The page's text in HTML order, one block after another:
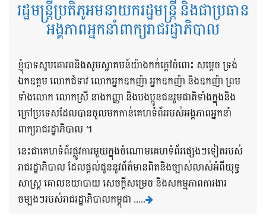
រដ្ឋមន្ត្រីប្រតិភូអមនាយករដ្ឋមន្ត្រី និងជាប្រធាន
អង្គភាពអ្នកនាំពាក្យរាជរដ្ឋាភិបាល
ខ្ញុំបាទសូមគោរពនិងសូមស្វាគមន៍យ៉ាងកក់ក្តៅចំពោះ សម្តេច ទ្រង់
ឯកឧត្តម លោកជំទាវ លោកអ្នកឧកញ៉ា អ្នកឧកញ៉ា និងឧកញ៉ា ព្រម
ទាំងលោក លោកស្រី នាងកញ្ញា និងបងប្អូនជនរួមជាតិទាំងក្នុងនិង
ក្រៅប្រទេសដែលបានចូលមកកាន់គេហទំព័ររបស់អង្គភាពអ្នកនាំ
ពាក្យរាជរដ្ឋាភិបាល ។
នេះជាគេហទំព័រផ្លូវការមួយក្នុងចំណោមគេហទំព័រផ្សេងៗទៀតរបស់
រាជរដ្ឋាភិបាល ដែលផ្តល់ជូននូវព័ត៌មានពិតនិងច្បាស់លាស់អំពីយុទ្ធ
សាស្រ្ត គោលនយាបាយ សេចក្តីសម្រេច និងសកម្មភាពការងារ
ចម្បងៗរបស់រាជរដ្ឋាភិបាលកម្ពុជា .....